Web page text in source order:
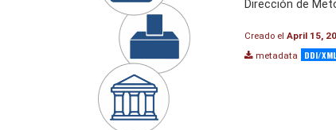
Dirección de
Creado el April 15,
metadata DDI/XML